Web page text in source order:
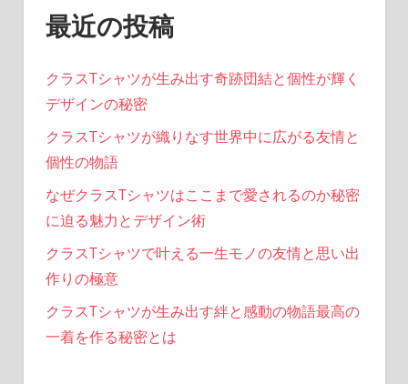
り
最近の投稿
クラスTシャツが生み出す奇跡団結と個性が輝く
デザインの秘密
クラスTシャツが織りなす世界中に広がる友情と
個性の物語
なぜクラスTシャツはここまで愛されるのか秘密
に迫る魅力とデザイン術
クラスTシャツで叶える一生モノの友情と思い出
作りの極意
クラスTシャツが生み出す絆と感動の物語最高の
一着を作る秘密とは